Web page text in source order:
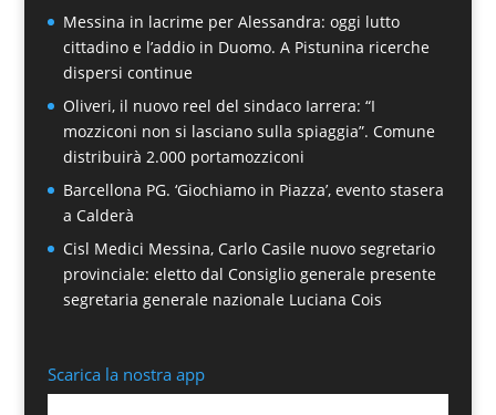
Messina in lacrime per Alessandra: oggi lutto
cittadino e l’addio in Duomo. A Pistunina ricerche
dispersi continue
Oliveri, il nuovo reel del sindaco Iarrera: “I
mozziconi non si lasciano sulla spiaggia”. Comune
distribuirà 2.000 portamozziconi
Barcellona PG. ‘Giochiamo in Piazza’, evento stasera
a Calderà
Cisl Medici Messina, Carlo Casile nuovo segretario
provinciale: eletto dal Consiglio generale presente
segretaria generale nazionale Luciana Cois
Scarica la nostra app